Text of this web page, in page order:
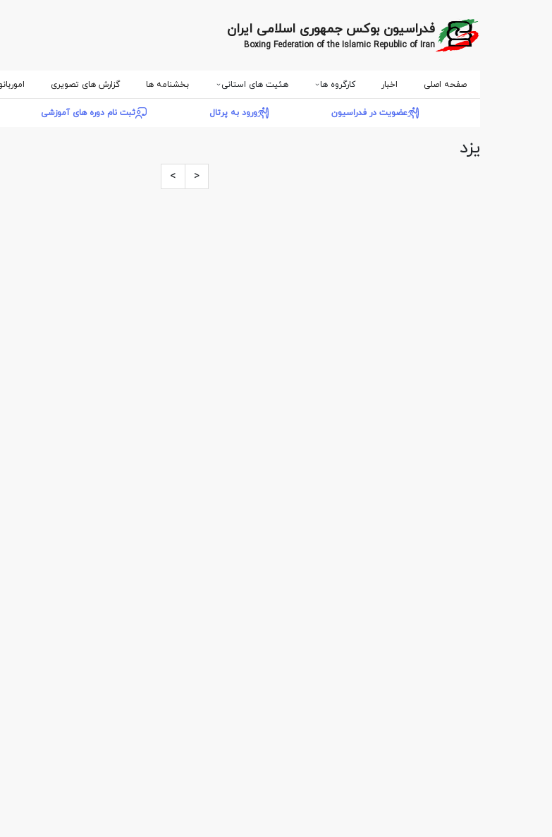
فدراسیون بوکس جمهوری اسلامی ایران
Boxing Federation of the Islamic Republic of Iran
صفحه اصلی اخبار کارگروه ها هئیت های استانی بخشنامه ها گزارش های تصویری
عضویت در فدراسیون ورود به پرتال ثبت نام دوره های آموزشی
یزد
<
>